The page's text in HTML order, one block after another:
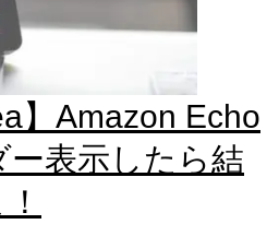
】Amazon Echo
ー表示したら結